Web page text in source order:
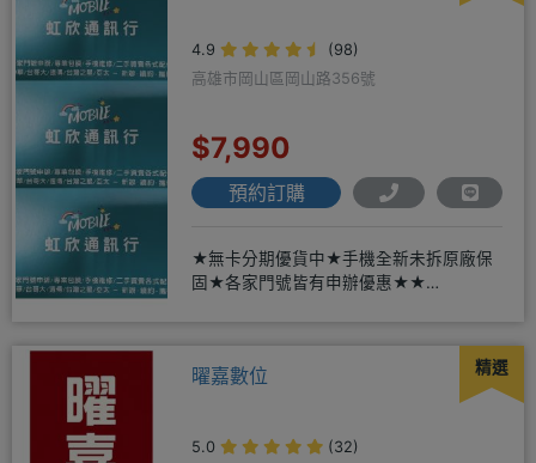
4.9
(98)
高雄市岡山區岡山路356號
$7,990
預約訂購
★無卡分期優貨中★手機全新未拆原廠保
固★各家門號皆有申辦優惠★★
精選
曜嘉數位
5.0
(32)